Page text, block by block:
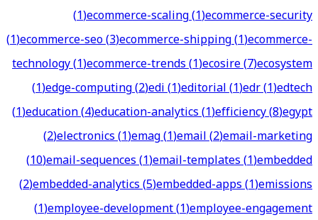
(1)ecommerce-scaling(1)ecommerce-security
(1)ecommerce-seo(3)ecommerce-shipping(1)ecommerce-
technology(1)ecommerce-trends(1)ecosire(7)ecosystem
(1)edge-computing(2)edi(1)editorial(1)edr(1)edtech
(1)education(4)education-analytics(1)efficiency(8)egypt
(2)electronics(1)emag(1)email(2)email-marketing
(10)email-sequences(1)email-templates(1)embedded
(2)embedded-analytics(5)embedded-apps(1)emissions
(1)employee-development(1)employee-engagement